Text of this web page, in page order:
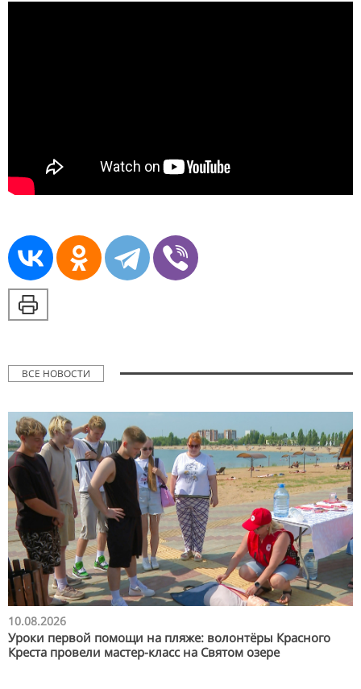
ВСЕ НОВОСТИ
10.08.2026
Уроки первой помощи на пляже: волонтёры Красного
Креста провели мастер-класс на Святом озере